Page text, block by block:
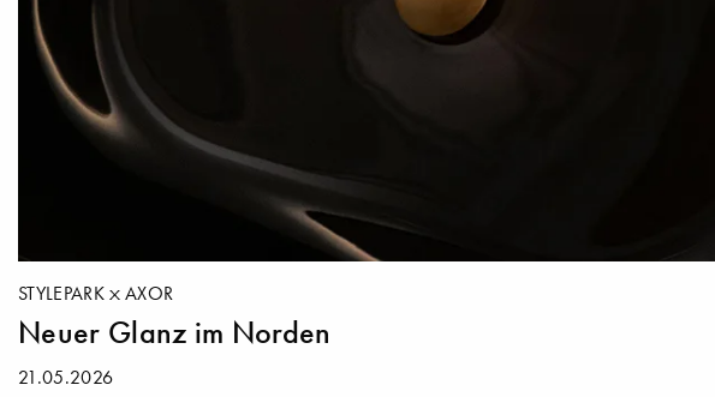
STYLEPARK AXOR
Neuer Glanz im Norden
21.05.2026